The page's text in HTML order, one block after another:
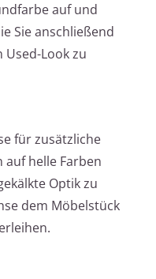
auf und
Sie anschließend
Look zu
für zusätzliche
auf helle Farben
Optik zu
dem Möbelstück